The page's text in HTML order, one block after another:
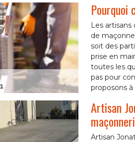
Pourquoi
Les
de
soit des
prise en
toutes les
pas pour
proposons
Artisan
Artisan